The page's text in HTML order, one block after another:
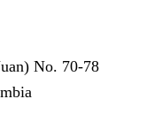
No. 70-78